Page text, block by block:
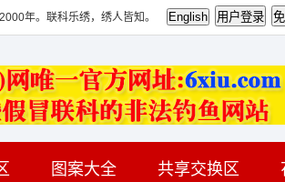
年。联科乐绣，绣人皆知。
图案大全 共享交换区